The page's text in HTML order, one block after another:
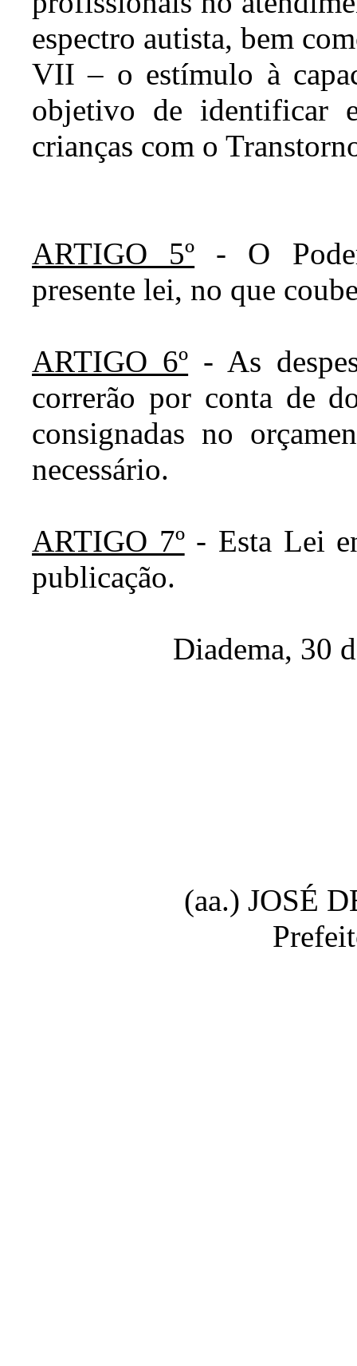
espectro autista, bem
VII – o estímulo à
objetivo de identificar
crianças com o
ARTIGO 5º - O
presente lei, no que
ARTIGO 6º - As
correrão por conta de
consignadas no
necessário.
ARTIGO 7º- Esta Lei
publicação.
Diadema, 30
(aa.) JOSÉ